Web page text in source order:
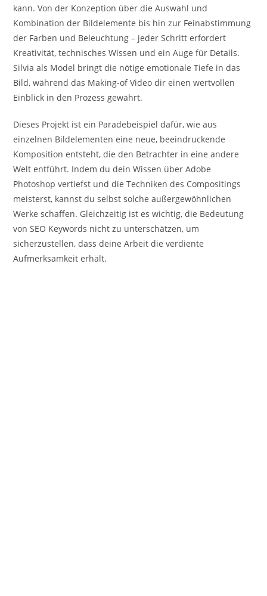
kann. Von der Konzeption über die Auswahl und
Kombination der Bildelemente bis hin zur Feinabstimmung
der Farben und Beleuchtung – jeder Schritt erfordert
Kreativität, technisches Wissen und ein Auge für Details.
Silvia als Model bringt die nötige emotionale Tiefe in das
Bild, während das Making-of Video dir einen wertvollen
Einblick in den Prozess gewährt.
Dieses Projekt ist ein Paradebeispiel dafür, wie aus
einzelnen Bildelementen eine neue, beeindruckende
Komposition entsteht, die den Betrachter in eine andere
Welt entführt. Indem du dein Wissen über Adobe
Photoshop vertiefst und die Techniken des Compositings
meisterst, kannst du selbst solche außergewöhnlichen
Werke schaffen. Gleichzeitig ist es wichtig, die Bedeutung
von SEO Keywords nicht zu unterschätzen, um
sicherzustellen, dass deine Arbeit die verdiente
Aufmerksamkeit erhält.